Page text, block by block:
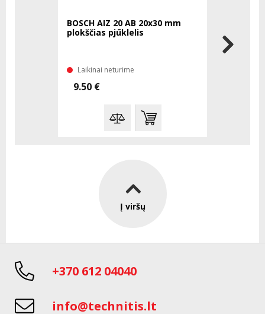
BOSCH AIZ 20 AB 20x30 mm
plokščias pjūklelis
Laikinai neturime
9.50 €
Ah +
18V-26
Į viršų
+370 612 04040
info@technitis.lt